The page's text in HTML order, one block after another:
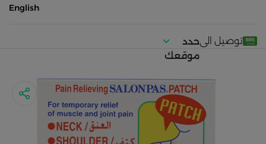
English
توصيل الىحدد
موقعك